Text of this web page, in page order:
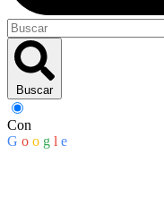
Buscar
Con
G o o g l e